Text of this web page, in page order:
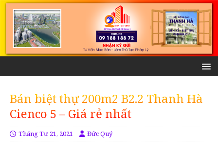
Bán biệt thự 200m2 B2.2 Thanh Hà
Cienco 5 – Giá rẻ nhất
Tháng Tư 21, 2021 Đức Quý